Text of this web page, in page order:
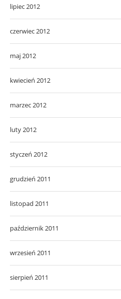
lipiec 2012
czerwiec 2012
maj 2012
kwiecień 2012
marzec 2012
luty 2012
styczeń 2012
grudzień 2011
listopad 2011
październik 2011
wrzesień 2011
sierpień 2011